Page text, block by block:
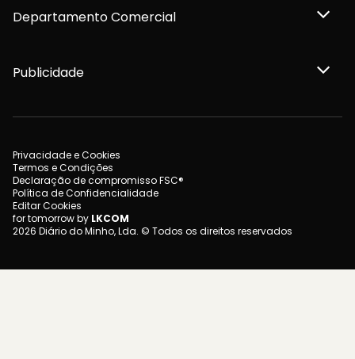
Departamento Comercial
Publicidade
Privacidade e Cookies
Termos e Condições
Declaração de compromisso FSC®
Política de Confidencialidade
Editar Cookies
for tomorrow by LKCOM
2026 Diário do Minho, Lda. © Todos os direitos reservados